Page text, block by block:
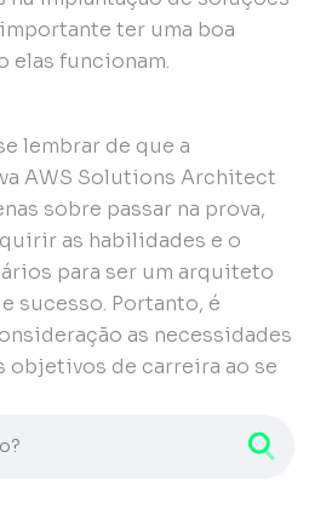
ter uma boa
elas funcionam.
lembrar de que a
AWS Solutions Architect
sobre passar na prova,
as habilidades e o
para ser um arquiteto
sucesso. Portanto, é
as necessidades
objetivos de carreira ao se